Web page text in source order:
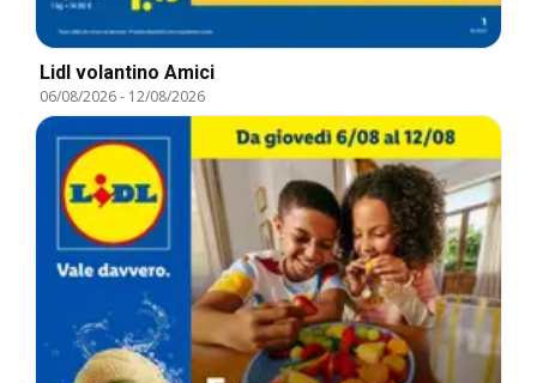
Lidl volantino Amici
06/08/2026- 12/08/2026